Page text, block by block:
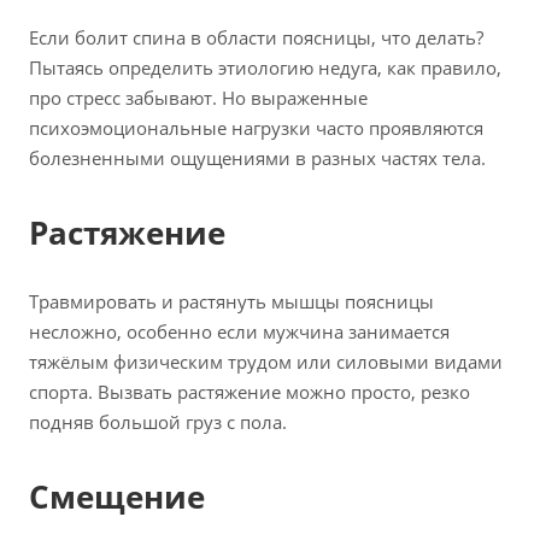
Если болит спина в области поясницы, что делать?
Пытаясь определить этиологию недуга, как правило,
про стресс забывают. Но выраженные
психоэмоциональные нагрузки часто проявляются
болезненными ощущениями в разных частях тела.
Растяжение
Травмировать и растянуть мышцы поясницы
несложно, особенно если мужчина занимается
тяжёлым физическим трудом или силовыми видами
спорта. Вызвать растяжение можно просто, резко
подняв большой груз с пола.
Смещение